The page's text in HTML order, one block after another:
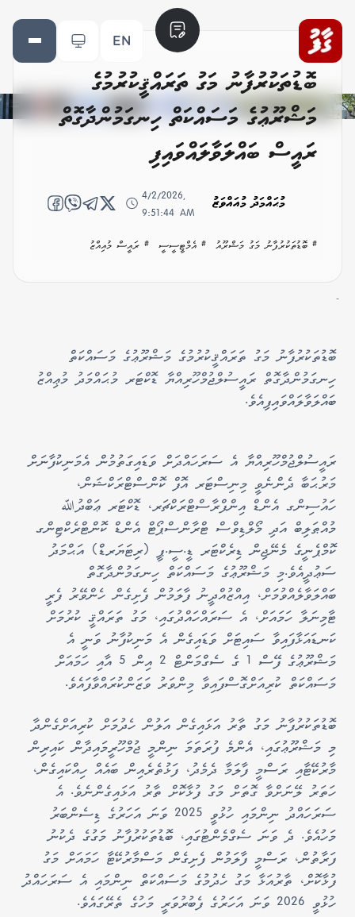
EN
ބޮޑުތަކުރުފާނު މަގު ތަރައްޤީކުރުމުގެ
މަޝްރޫޢުގެ މަސައްކަތް ހިނގަމުންދާގޮތް
ރައީސް ބައްލަވާލައްވައިފި
މުޙައްމަދު މުއައްވަޒު
4/2/2026,
9:51:44 AM
# ބޮޑުތަކުރުފާނު މަގު މަޝްރޫއު # އެމްޓީސީސީ # ރައީސް މުއިއްޒު
-
ބޮޑުތަކުރުފާނު މަގު ތަރައްޤީކުރުމުގެ މަޝްރޫޢުގެ މަސައްކަތް
ހިނގަމުންދާގޮތް ރައީސުލްޖުމްހޫރިއްޔާ ޑޮކްޓަރ މުޙައްމަދު މުޢިއްޒު
ބައްލަވާލައްވައިފިއެވެ.
ރައީސުލްޖުމްހޫރިއްޔާ އެ ސަރަހައްދަށް ވަޑައިގަތުމުން އެމަނިކުފާނަށް
މަރުޙަބާ ދެންނެވީ މިނިސްޓަރ އޮފް ކޮންސްޓްރަކްޝަން،
ހައުސިންގ އެންޑް އިންފްރާސްޓްރަކްޗަރ، ޑޮކްޓަރ ޢަބްދުﷲ
މުއްޠަލިބް އަދި މޯލްޑިވްސް ޓްރާންސްޕޯޓް އެންޑް ކޮންޓްރެކްޓިންގ
ކޮމްޕެނީގެ މެނޭޖިން ޑިރެކްޓަރ ޑީ.ސީ.ޕީ (ރިޓަޔަރޑް) އަޙްމަދު
ސަޢުދީއެވެ.މި މަޝްރޫޢުގެ މަސައްކަތް ހިނގަމުންދާގޮތް
ބައްލަވާލެއްވުމަށް، އިއްޒުއްދީނު ފާލަމުން ފެށިގެން ހެންވޭރު ފެރީ
ޓާމިނަލާ ހަމައަށް، އެ ސަރައްހައްދުގައި، މަގު ތަރައްޤީ ކުރުމަށް
ކަނޑައަޅާފައިވާ ސައިޓަށް ވަޑައިގެން އެ މަނިކުފާނު ވަނީ އެ
މަޝްރޫޢުގެ ފޭސް 1 ގެ ސެގްމަންޓް 2 އިން 5 އާއި ހަމައަށް
މަސައްކަތް ކުރިއަށްގޮސްފައިވާ މިންވަރު ވަޒަންކުރައްވާފައެވެ.
ބޮޑުތަކުރުފާނު މަގު ތާރު އަޅައިގެން އަލުން ހެދުމަށް ކުރިއަށްގެންދާ
މި މަޝްރޫޢުގައި، އެންމެ ފުރަތަމަ ނިންމީ ޖުމްހޫރީމައިދާން ކައިރިން
މާރުކޭޓާއި ރަސްމީ ފާލަމާ ދެމެދު، ފަޅުތެރެއިން ބައެއް ހިއްކައިގެން،
ހަތަރު ލޭނަށްވާ ގޮތަށް މަގު ފުޅާކޮށް ތާރު އަޅައިގެންނެވެ. އެ
ސަރަހައްދު ނިންމައި ހުޅުވީ 2025 ވަނަ އަހަރުގެ ޑިސެންބަރު
މަހުއެވެ. ދެ ވަނަ ސެގްމެންޓުގައި، ބޮޑުތަކުރުފާނު މަގުގެ ދެކުނު
ފަރާތުން، ރަސްމީ ފާލަމުން ފެށިގެން މަސްމާރުކޭޓާ ހަމައަށް މަގު
ފުޅާކޮށް، ތާރުއަޅާ މަގު ހެދުމުގެ މަސައްކަތް ނިންމައި އެ ސަރަހައްދު
ހުޅުވީ 2026 ވަނަ އަހަރުގެ ފެބުރުވަރީ މަހުގެ ތެރޭގައެވެ.